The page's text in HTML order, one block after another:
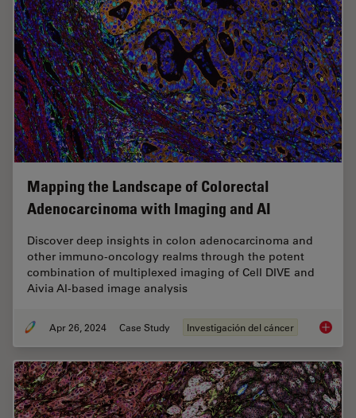
Mapping the Landscape of Colorectal
Adenocarcinoma with Imaging and AI
Discover deep insights in colon adenocarcinoma and
other immuno-oncology realms through the potent
combination of multiplexed imaging of Cell DIVE and
Aivia AI-based image analysis
Apr 26, 2024 Case Study Investigación del cáncer